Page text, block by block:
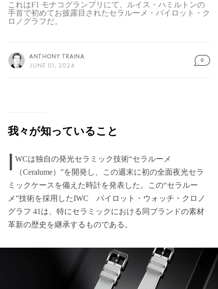
これはF1 モナコグランプリにて、ルイス・ハミルトンの
手首で初めてお披露目されたセラルーメ・パイロット・ク
ロノグラフだ。
ANTHONY TRAINA
JUNE 01, 2024
0
我々が知っていること
I WCは独自の発光セラミック技術“セラルーメ
（Ceralume）”を開発し、この週末に初の全面夜光セラ
ミックケースを備えた時計を発表した。この“セラルー
メ”技術を採用したIWC パイロット・ウォッチ・クロノ
グラフ 41は、特にセラミックにおける同ブランドの素材
革新の歴史を継承するものである。